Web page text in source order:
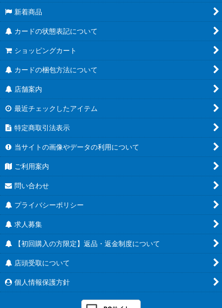
傷アリ特価
ブースターパック第20弾「絶傑を継ぐ者」
ブースターパック第19弾「天魔八虐」
コラボパック「プリンセスコネクト！Re:Dive」
プレミアムカードセット「プリンセスコネクト！Re:Dive」
ブースターパック第18弾「新約都市・透京」
EXビギナーデッキ
ブースターパック第17弾「ConvergentDestinies/コンヴァージ
EXコラボパック「アイドルマスター シンデレラガールズ」
ブースターパック第16弾「新たなる創世」
スターターデッキ「新たなる戦場」「燃え尽きぬ炎」
ブースターパック第15弾「絶傑の試練」
ブースターパック第14弾「夢幻の饗宴」
EXコラボパック「ウマ娘 プリティーダービー」
ブースターパック第13弾「暗黒降誕」
新着商品
カードの状態表記について
ショッピングカート
カードの梱包方法について
店舗案内
最近チェックしたアイテム
特定商取引法表示
当サイトの画像やデータの利用について
ご利用案内
問い合わせ
プライバシーポリシー
求人募集
【初回購入の方限定】返品・返金制度について
店頭受取について
個人情報保護方針